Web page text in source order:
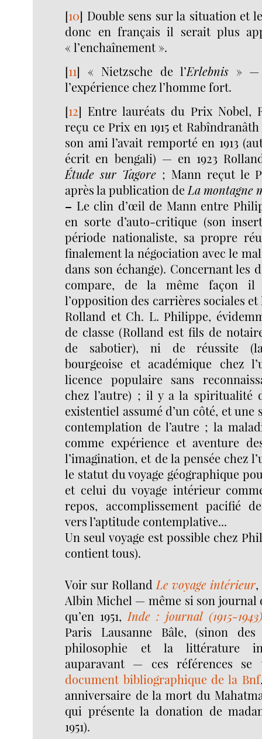
[10] Double sens sur la situation et
donc en français il serait plus
« l’enchaînement ».
[11]« Nietzsche de l’Erlebnis» —
l’expérience chez l’homme fort.
[12] Entre lauréats du Prix Nobel,
reçu ce Prix en 1915 et
son ami l’avait remporté en 1913
écrit en bengali) — en 1923
Étude sur Tagore ; Mann reçut le
après la publication de La montagne
– Le clin d’œil de Mann entre
en sorte d’auto-critique (son
période nationaliste, sa propre
finalement la négociation avec le
dans son échange). Concernant les
compare, de la même façon
l’opposition des carrières sociales
Rolland et Ch. L. Philippe,
de classe (Rolland est fils de
de sabotier), ni de réussite (la
bourgeoise et académique chez
licence populaire sans
chez l’autre) ; il y a la spiritualité
existentiel assumé d’un côté, et
contemplation de l’autre ; la
comme expérience et aventure
l’imagination, et de la pensée chez
le statut du voyage géographique
et celui du voyage intérieur
repos, accomplissement pacifié
vers l’aptitude contemplative...
Un seul voyage est possible chez
contient tous).
Voir sur Rolland Le voyage intérieur,
Albin Michel — même si son journal
qu’en 1951, Inde : journal (1915-
Paris Lausanne Bâle, (sinon
philosophie et la littérature
auparavant — ces références
document bibliographique de la Bnf
anniversaire de la mort du
qui présente la donation de
1951).